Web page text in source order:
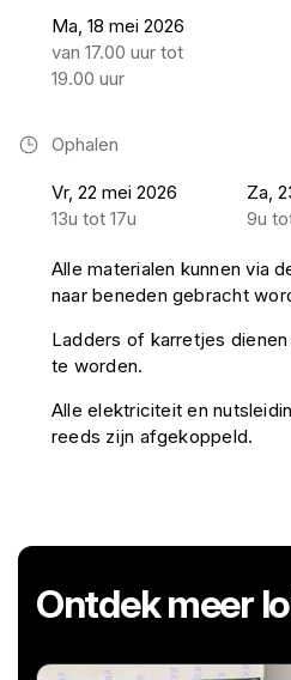
Ma, 18 mei 2026
van 17.00 uur tot
19.00 uur
Ophalen
Vr, 22 mei 2026
13u tot 17u
Za,
9u
Alle materialen kunnen via
naar beneden gebracht
Ladders of karretjes
te worden.
Alle elektriciteit en
reeds zijn afgekoppeld.
Ontdek meer